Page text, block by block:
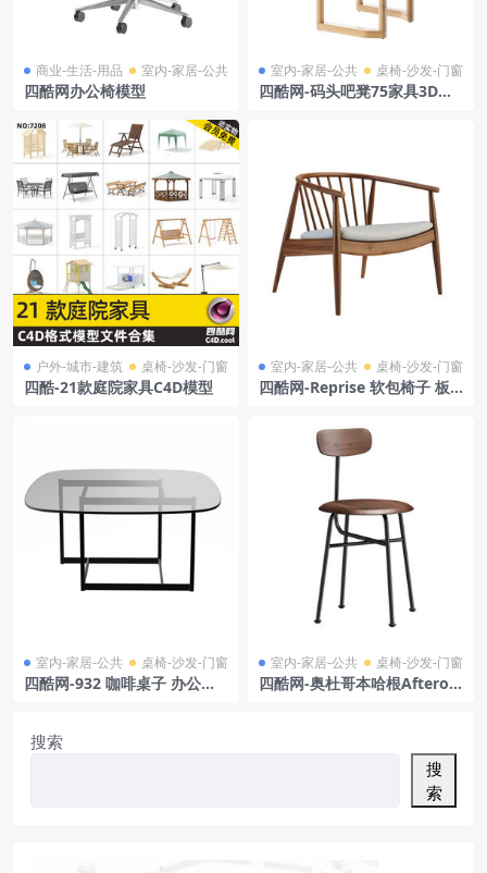
商业-生活-用品 室内-家居-公共
四酷网办公椅模型
室内-家居-公共 桌椅-沙发-门窗
四酷网-码头吧凳75家具3D模
户外-城市-建筑 桌椅-沙发-门窗
四酷-21款庭院家具C4D模型
室内-家居-公共 桌椅-沙发-门窗
四酷网-Reprise 软包椅子 板
室内-家居-公共 桌椅-沙发-门窗
四酷网-932 咖啡桌子 办公桌
室内-家居-公共 桌椅-沙发-门窗
四酷网-奥杜哥本哈根Afteroo
搜索
搜
索